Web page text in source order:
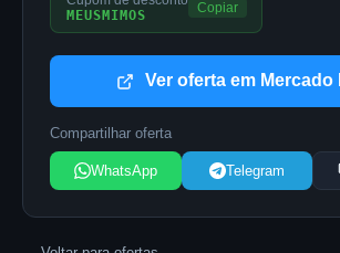
MEUSMIMOS
Copiar
Ver oferta em Mercado
Compartilhar oferta
WhatsApp Telegram